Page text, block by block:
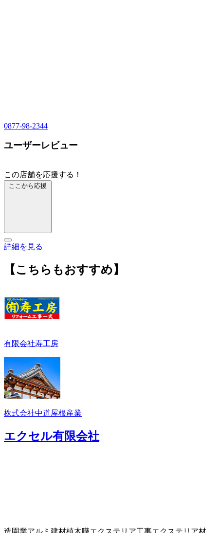
0877-98-2344
ユーザーレビュー
この店舗を応援する！
ここから応援
詳細を見る
【こちらもおすすめ】
有限会社寿工房
株式会社中道屋根産業
エクセル有限会社
造園業アルミ建材植木職エクステリア工事エクステリア材